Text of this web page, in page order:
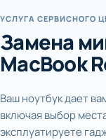
УСЛУГА СЕРВИСНОГО
Замена
MacBook
Ваш ноутбук дает
включая выбор
эксплуатируете